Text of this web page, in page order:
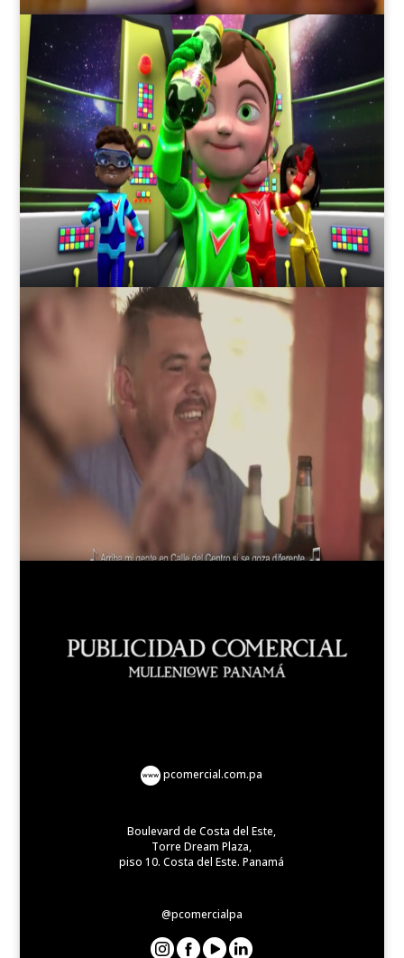
pcomercial.com.pa
Boulevard de Costa del Este,
Torre Dream Plaza,
piso 10. Costa del Este. Panamá
@pcomercialpa